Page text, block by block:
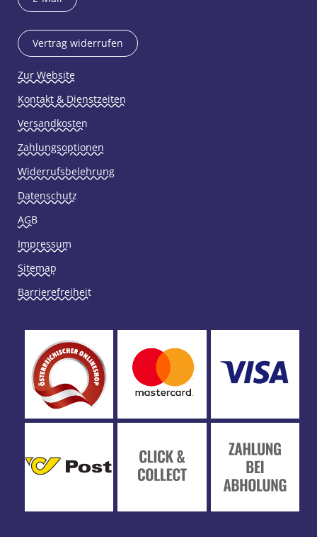
Vertrag widerrufen
Zur Website
Kontakt & Dienstzeiten
Versandkosten
Zahlungsoptionen
Widerrufsbelehrung
Datenschutz
AGB
Impressum
Sitemap
Barrierefreiheit